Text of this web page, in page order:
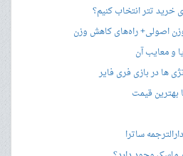
خرید تتر انتخاب کنیم؟
اصولی+ راه‌های کاهش وزن
ها در بازی فری فایر
قیمت
ساترا